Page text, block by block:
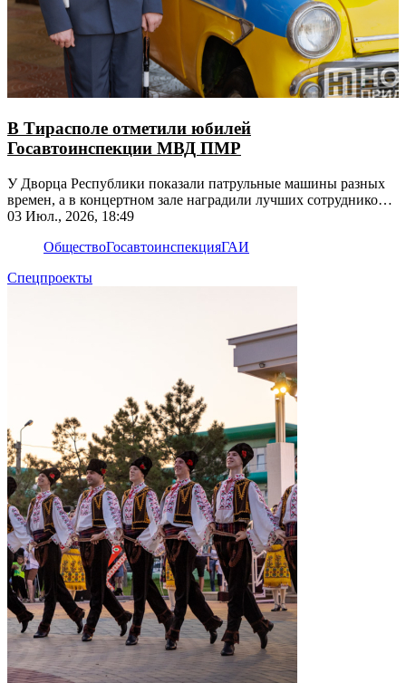
В Тирасполе отметили юбилей
Госавтоинспекции МВД ПМР
У Дворца Республики показали патрульные машины разных
времен, а в концертном зале наградили лучших сотрудников
ГАИ
03 Июл., 2026, 18:49
ОбществоГосавтоинспекцияГАИ
Спецпроекты